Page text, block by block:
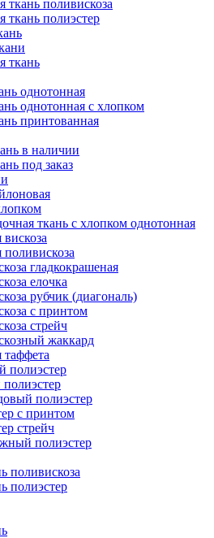
ткань поливискоза
ткань полиэстер
ткань
однотонная
однотонная с хлопком
принтованная
в наличии
под заказ
ткань с хлопком однотонная
гладкокрашеная
елочка
рубчик (диагональ)
с принтом
стрейч
жаккард
таффета
полиэстер
полиэстер
с принтом
стрейч
полиэстер
поливискоза
полиэстер